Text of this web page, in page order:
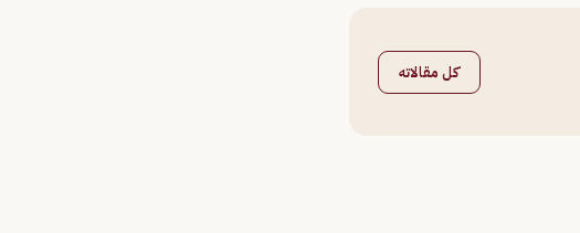
كل مقالاته